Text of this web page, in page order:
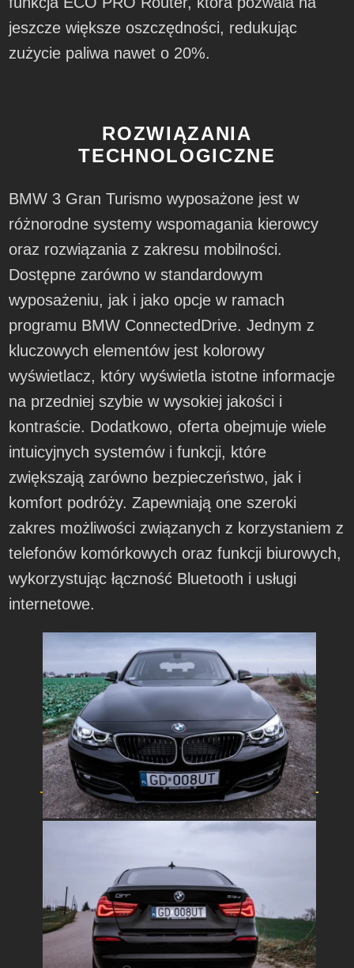
jeszcze większe oszczędności, redukując
zużycie paliwa nawet o 20%.
ROZWIĄZANIA
TECHNOLOGICZNE
BMW 3 Gran Turismo wyposażone jest w
różnorodne systemy wspomagania kierowcy
oraz rozwiązania z zakresu mobilności.
Dostępne zarówno w standardowym
wyposażeniu, jak i jako opcje w ramach
programu BMW ConnectedDrive. Jednym z
kluczowych elementów jest kolorowy
wyświetlacz, który wyświetla istotne informacje
na przedniej szybie w wysokiej jakości i
kontraście. Dodatkowo, oferta obejmuje wiele
intuicyjnych systemów i funkcji, które
zwiększają zarówno bezpieczeństwo, jak i
komfort podróży. Zapewniają one szeroki
zakres możliwości związanych z korzystaniem z
telefonów komórkowych oraz funkcji biurowych,
wykorzystując łączność Bluetooth i usługi
internetowe.